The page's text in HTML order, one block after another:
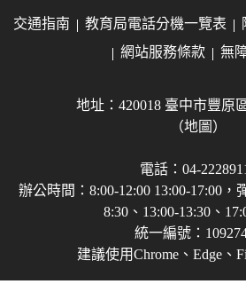
交通指南 教育局電話分機一覽表
網站服務條款
無
地址：420018 臺中市豐原
（地圖）
電話：04-
辦公時間：8:00-12:00 13:00-17:00，
8:30、13:00-13:30、
統一編號：
建議使用Chrome、Edge、